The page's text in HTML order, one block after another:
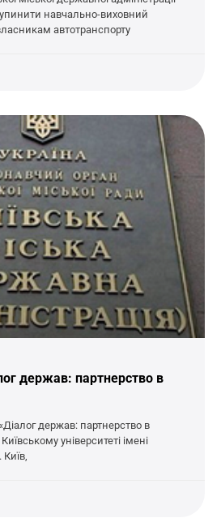
навчально-виховний
автотранспорту
держав: партнерство в
держав: партнерство в
університеті імені